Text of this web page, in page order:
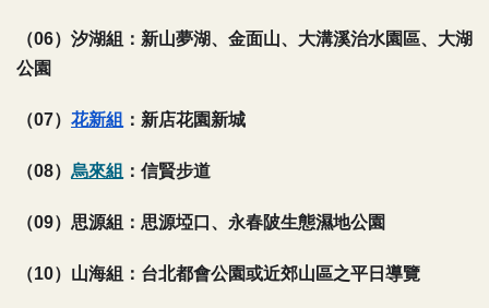
（06） 汐湖組：新山夢湖、金面山、大溝溪治水園區、大湖
公園
（07） 花新組 ：新店花園新城
（08） 烏來組 ：信賢步道
（09） 思源組：思源埡口、永春陂生態濕地公園
（10） 山海組：台北都會公園或近郊山區之平日導覽